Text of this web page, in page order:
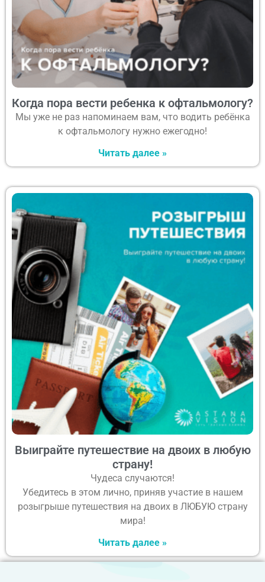
Когда пора вести ребенка к офтальмологу?
Мы уже не раз напоминаем вам, что водить ребёнка
к офтальмологу нужно ежегодно!
Читать далее »
Выиграйте путешествие на двоих в любую
страну!
Чудеса случаются!
Убедитесь в этом лично, приняв участие в нашем
розыгрыше путешествия на двоих в ЛЮБУЮ страну
мира!
Читать далее »